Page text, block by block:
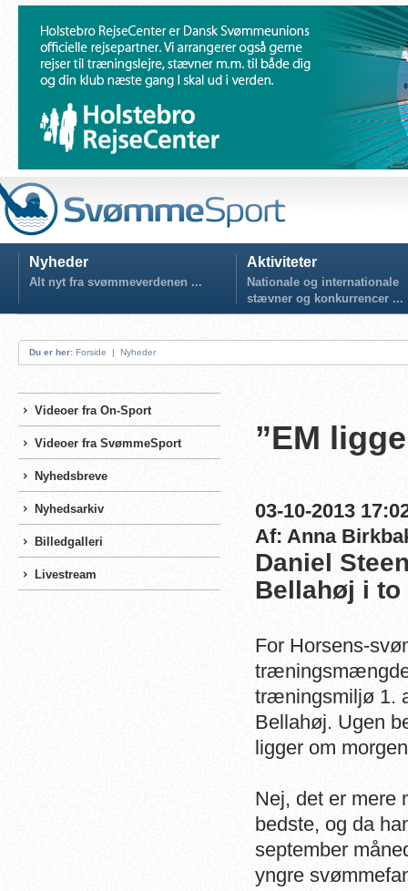
Nyheder
Alt nyt fra svømmeverdenen ...
Aktiviteter
Nationale og internationale
stævner og konkurrencer ...
Du er her: Forside | Nyheder
Videoer fra On-Sport
Videoer fra SvømmeSport
Nyhedsbreve
Nyhedsarkiv
Billedgalleri
Livestream
”EM
03-10-2013
Af: Anna
Daniel
Bellahøj i
For Horsens-
træningsmiljø 1.
Bellahøj. Ugen
ligger om
Nej, det er mere
bedste, og da
september
yngre